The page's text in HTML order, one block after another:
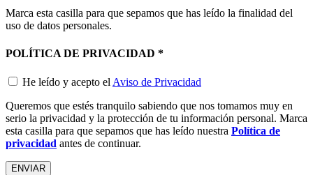
Marca esta casilla para que sepamos que has leído la finalidad del
uso de datos personales.
POLÍTICA DE PRIVACIDAD *
He leído y acepto el Aviso de Privacidad
Queremos que estés tranquilo sabiendo que nos tomamos muy en
serio la privacidad y la protección de tu información personal. Marca
esta casilla para que sepamos que has leído nuestra Política de
privacidad antes de continuar.
ENVIAR